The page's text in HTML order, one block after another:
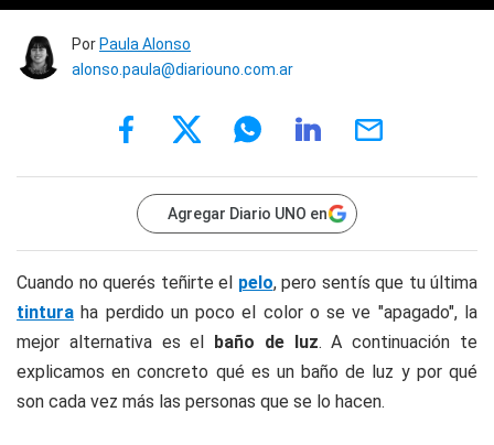
Por Paula Alonso
alonso.paula@diariouno.com.ar
Agregar Diario UNO en
Cuando no querés teñirte el pelo, pero sentís que tu última
tintura ha perdido un poco el color o se ve "apagado", la
mejor alternativa es el baño de luz. A continuación te
explicamos en concreto qué es un baño de luz y por qué
son cada vez más las personas que se lo hacen.